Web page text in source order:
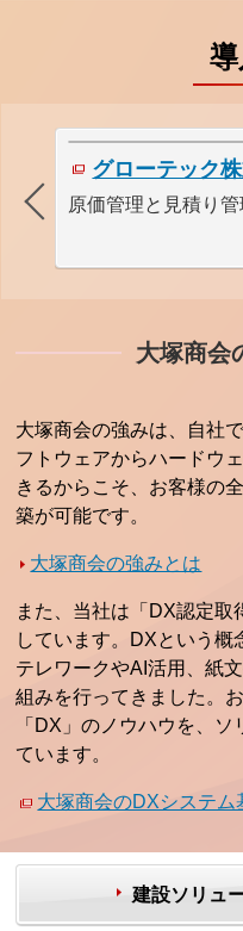
導
グローテック
原価管理と見積り
大塚商会
大塚商会の強みは、自社
フトウェアからハードウ
きるからこそ、お客様の
築が可能です。
大塚商会の強みとは
また、当社は「DX認定
しています。DXという概
テレワークやAI活用、紙
組みを行ってきました。
「DX」のノウハウを、
ています。
大塚商会のDXシステム
建設ソリュ